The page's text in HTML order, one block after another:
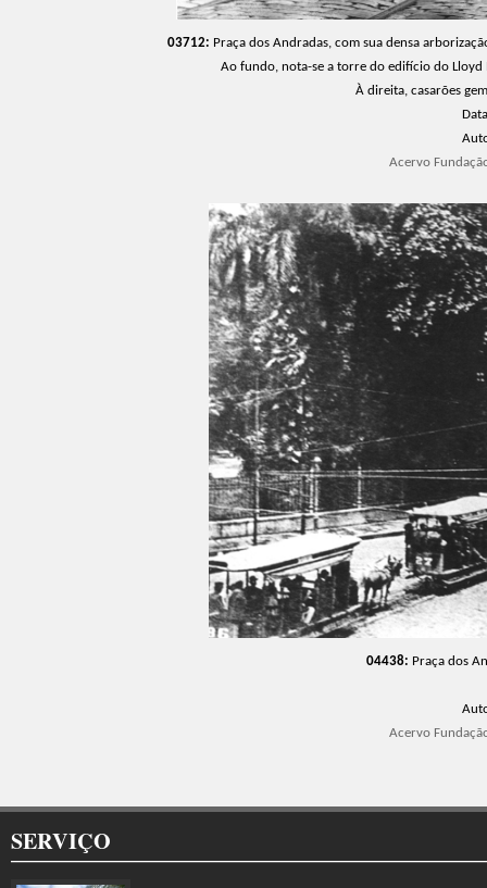
03712: Praça dos Andradas, com sua densa
Ao fundo, nota-se a torre do edifício do Lloyd
À direita, casarões
Acervo
04438: Praça dos
Acervo
SERVIÇO